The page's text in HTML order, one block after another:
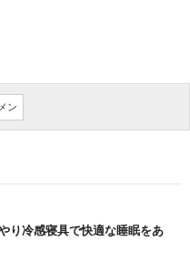
ン
り冷感寝具で快適な睡眠をあ